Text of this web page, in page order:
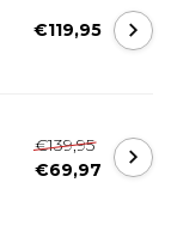
€119,95
€139,95
€69,97